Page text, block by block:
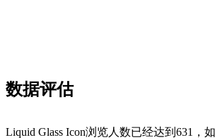
数据评估
Liquid Glass Icon浏览人数已经达到631，